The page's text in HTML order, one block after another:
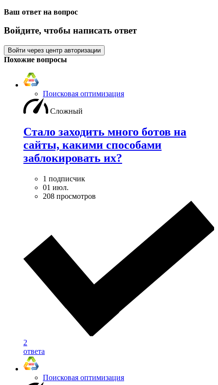
Ваш ответ на вопрос
Войдите, чтобы написать ответ
Войти через центр авторизации
Похожие вопросы
Поисковая оптимизация
Сложный
Стало заходить много ботов на
сайты, какими способами
заблокировать их?
1 подписчик
01 июл.
208 просмотров
2
ответа
Поисковая оптимизация